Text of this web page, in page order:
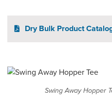
Dry Bulk Product
Swing Away Hopper